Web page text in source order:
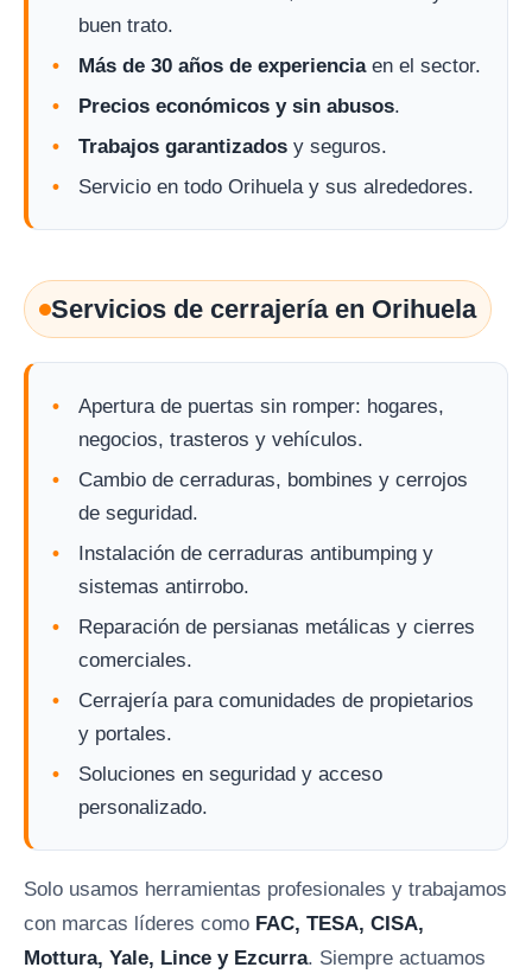
buen trato.
Más de 30 años de experienciaen el sector.
Precios económicos y sin abusos.
Trabajos garantizados y seguros.
Servicio en todo Orihuela y sus alrededores.
Servicios de cerrajería en Orihuela
Apertura de puertas sin romper: hogares,
negocios, trasteros y vehículos.
Cambio de cerraduras, bombines y cerrojos
de seguridad.
Instalación de cerraduras antibumping y
sistemas antirrobo.
Reparación de persianas metálicas y cierres
comerciales.
Cerrajería para comunidades de propietarios
y portales.
Soluciones en seguridad y acceso
personalizado.
Solo usamos herramientas profesionales y trabajamos
con marcas líderes como FAC, TESA, CISA,
Mottura, Yale, Lince y Ezcurra. Siempre actuamos